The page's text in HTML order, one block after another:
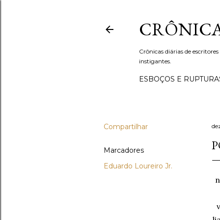
Crônicas diárias de
instigantes.
ESBOÇOS E
Compartilhar
Marcadores
Eduardo Loureiro Jr.